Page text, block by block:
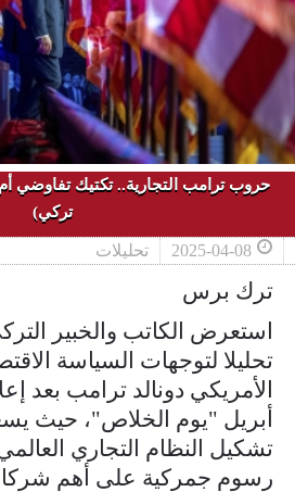
حروب ترامب التجارية.. تكتيك تفاوضي أم
تركي)
2025-04-08 تحليلات
ترك برس
استعرض الكاتب والخبير
تحليلا لتوجهات السياسة
الأمريكي دونالد ترامب بعد
أبريل "يوم الخلاص"، حيث
تشكيل النظام التجاري
رسوم جمركية على أهم شركاء